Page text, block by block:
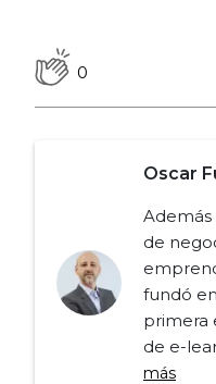
0
Oscar
Además
de
fundó
primera
de e-
más